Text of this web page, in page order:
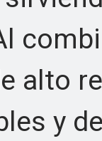
alto
y